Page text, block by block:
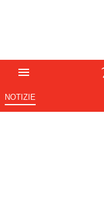
NOTIZIE